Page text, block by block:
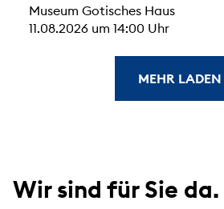
Museum Gotisches Haus
11.08.2026 um 14:00 Uhr
MEHR LADEN
Wir sind für Sie da.